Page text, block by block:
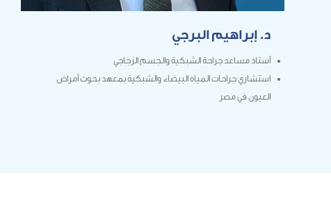
د. إبراهيم البرجي
أستاذ مساعد جراحة الشبكية والجسم الزجاجي
استشاري جراحات المياه البيضاء والشبكية بمعهد بحوث أمراض
العيون في مصر